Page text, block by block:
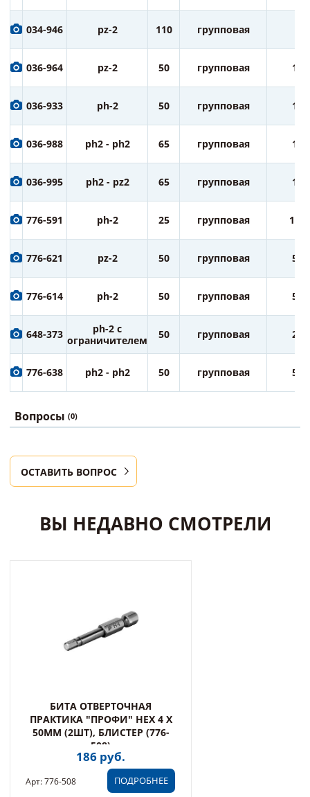
034-946 pz-2 110 групповая
036-964 pz-2 50 групповая 10
036-933 ph-2 50 групповая 10
036-988 ph2 - ph2 65 групповая 10
036-995 ph2 - pz2 65 групповая 10
776-591 ph-2 25 групповая 100
776-621 pz-2 50 групповая 50
776-614 ph-2 50 групповая 50
648-373
ph-2 с
ограничителем
50 групповая 25
776-638 ph2 - ph2 50 групповая 50
Вопросы (0)
ОСТАВИТЬ ВОПРОС
ВЫ НЕДАВНО СМОТРЕЛИ
БИТА ОТВЕРТОЧНАЯ
ПРАКТИКА "ПРОФИ" HEX 4 Х
50ММ (2ШТ), БЛИСТЕР (776-
508)
186 руб.
ПОДРОБНЕЕ
Арт: 776-508